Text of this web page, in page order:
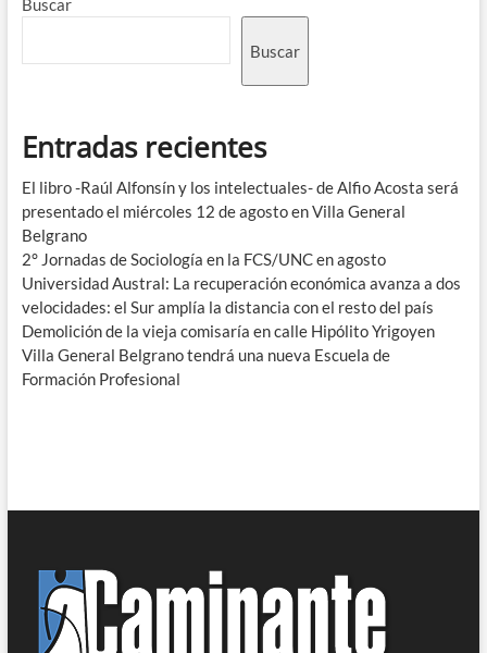
Buscar
Buscar
Entradas recientes
El libro -Raúl Alfonsín y los intelectuales- de Alfio Acosta será
presentado el miércoles 12 de agosto en Villa General
Belgrano
2° Jornadas de Sociología en la FCS/UNC en agosto
Universidad Austral: La recuperación económica avanza a dos
velocidades: el Sur amplía la distancia con el resto del país
Demolición de la vieja comisaría en calle Hipólito Yrigoyen
Villa General Belgrano tendrá una nueva Escuela de
Formación Profesional